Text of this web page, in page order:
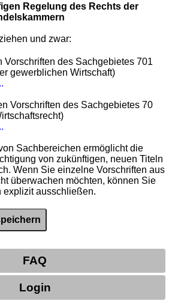
Regelung des Rechts der
und zwar:
Vorschriften des Sachgebietes 701
gewerblichen Wirtschaft)
Vorschriften des Sachgebietes 70
Sachbereichen ermöglicht die
von zukünftigen, neuen Titeln
Wenn Sie einzelne Vorschriften aus
überwachen möchten, können Sie
explizit ausschließen.
FAQ
Login